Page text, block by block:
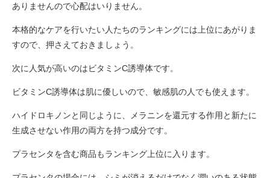
ありませんので心配はいりません。
本格的なケアを行いたい人たちのランキングには上位にあがりま
すので、押さえておきましょう。
次に人気が高いのはビタミンC誘導体です。
ビタミンC誘導体は肌に優しいので、敏感肌の人でも使えます。
ハイドロキノンと同じように、メラニンを還元する作用と新たに
生成させない作用の両方を持つ成分です。
プラセンタを含む商品もランキング上位に入ります。